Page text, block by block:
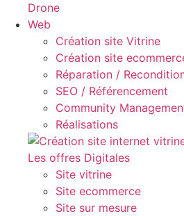
Drone
Web
Création site Vitrine
Création site
Réparation /
SEO / Référencement
Community
Réalisations
Les offres Digitales
Site vitrine
Site ecommerce
Site sur mesure